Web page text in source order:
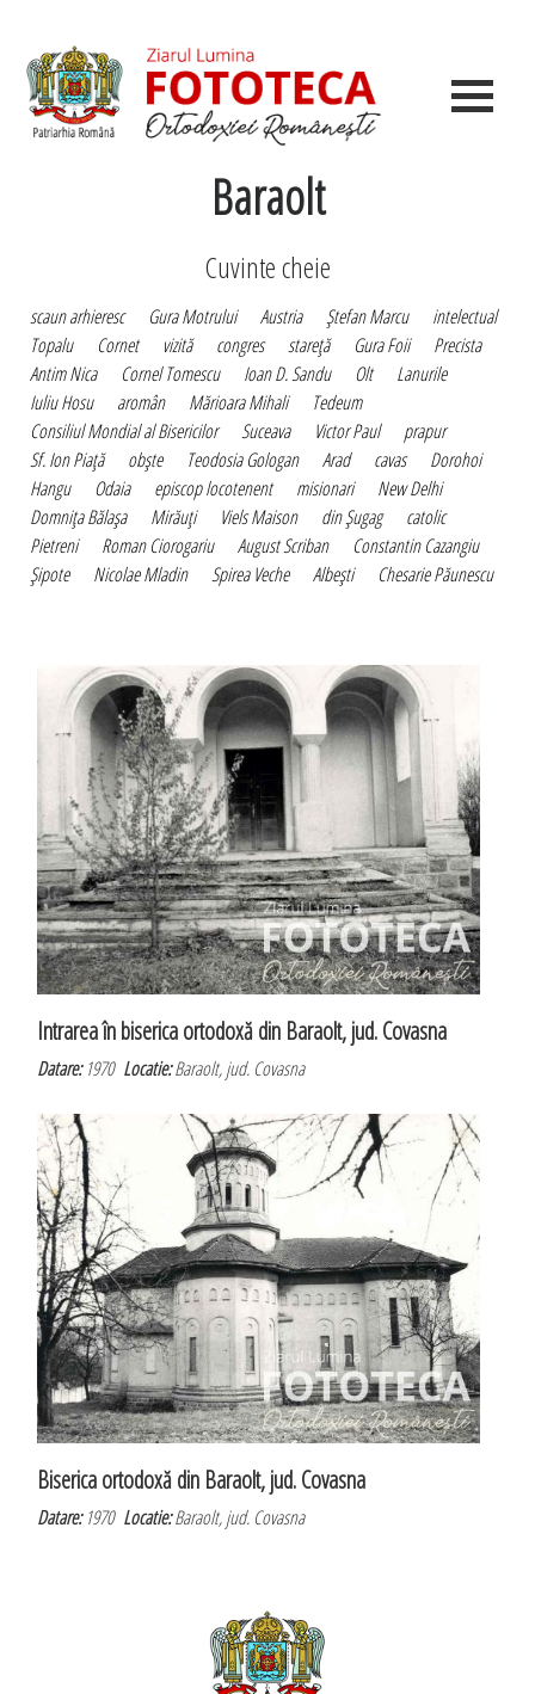
Baraolt
Cuvinte cheie
scaun arhieresc Gura Motrului Austria Ştefan Marcu
intelectual
Topalu
Cornet vizită congres stareţă Gura Foii
Precista
Antim Nica
Cornel Tomescu Ioan D. Sandu Olt
Lanurile
Iuliu Hosu
aromân Mărioara Mihali
Tedeum
Consiliul Mondial al Bisericilor
Suceava Victor Paul
prapur
Sf. Ion Piaţă
obşte Teodosia Gologan Arad cavas
Dorohoi
Hangu
Odaia episcop locotenent misionari
New Delhi
Domniţa Bălaşa
Mirăuţi Viels Maison din Şugag
catolic
Pietreni
Roman Ciorogariu August Scriban
Constantin Cazangiu
Şipote
Nicolae Mladin Spirea Veche Albeşti Chesarie Păunescu
Intrarea în biserica ortodoxă din Baraolt, jud. Covasna
Datare:1970Locatie:Baraolt, jud. Covasna
Biserica ortodoxă din Baraolt, jud. Covasna
Datare:1970Locatie:Baraolt, jud. Covasna